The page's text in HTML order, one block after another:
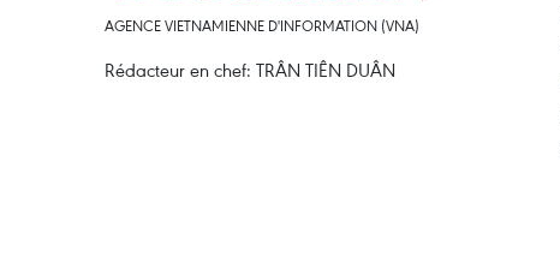
AGENCE VIETNAMIENNE D'INFORMATION (VNA)
Rédacteur en chef: TRÂN TIÊN DUÂN